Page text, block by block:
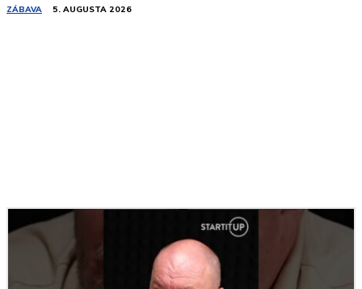
ZÁBAVA 5. AUGUSTA 2026